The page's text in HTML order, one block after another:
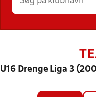
U16 Drenge Liga 3